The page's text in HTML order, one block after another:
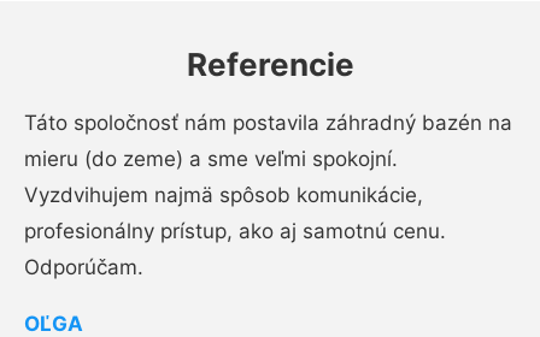
Referencie
Táto spoločnosť nám postavila záhradný bazén na
mieru (do zeme) a sme veľmi spokojní.
Vyzdvihujem najmä spôsob komunikácie,
profesionálny prístup, ako aj samotnú cenu.
Odporúčam.
OĽGA